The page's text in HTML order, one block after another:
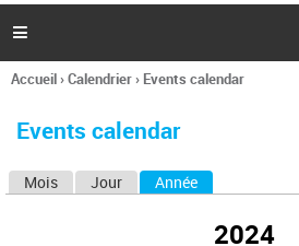
l
h
e

Vous
ici
Accueil›Calendrier› Events calendar
Events calendar
Mois Jour Année
2024